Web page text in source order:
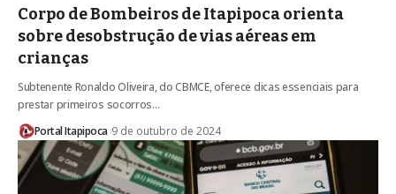
Corpo de Bombeiros de Itapipoca orienta
sobre desobstrução de vias aéreas em
crianças
Subtenente Ronaldo Oliveira, do CBMCE, oferece dicas essenciais para
prestar primeiros socorros…
Portal Itapipoca 9 de outubro de 2024